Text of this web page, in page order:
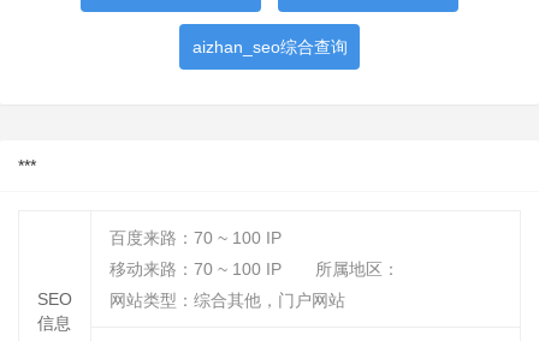
aizhan_seo综合查询
***
SEO
信息
百度来路： 70 ~ 100 IP
移动来路： 70 ~ 100 IP
所属地区：
网站类型：综合其他，门户网站